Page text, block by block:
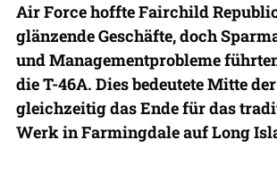
Air Force hoffte Fairchild
glänzende Geschäfte, doch
und Managementprobleme
die T-46A. Dies bedeutete Mitte
gleichzeitig das Ende für das
Werk in Farmingdale auf Long